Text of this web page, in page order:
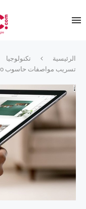
الرئيسية
تكنولوجيا
تسريب مواصفات حاسوب ipad pro من شركة آبل